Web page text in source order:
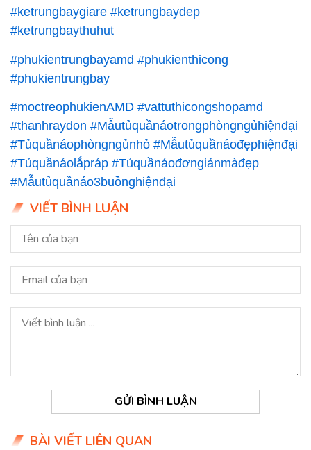
#ketrungbaygiare #ketrungbaydep
#ketrungbaythuhut
#phukientrungbayamd #phukienthicong
#phukientrungbay
#moctreophukienAMD #vattuthicongshopamd
#thanhraydon #Mẫutủquầnáotrongphòngngủhiệnđại
#Tủquầnáophòngngủnhỏ #Mẫutủquầnáođẹphiệnđại
#Tủquầnáolắpráp #Tủquầnáođơngiảnmàđẹp
#Mẫutủquầnáo3buồnghiệnđại
VIẾT BÌNH LUẬN
GỬI BÌNH LUẬN
BÀI VIẾT LIÊN QUAN